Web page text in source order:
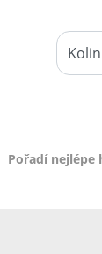
Pořadí nejlépe